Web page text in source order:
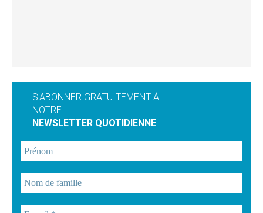
S'ABONNER GRATUITEMENT À
NOTRE
NEWSLETTER QUOTIDIENNE